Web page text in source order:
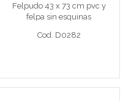
Cod. D0282
Felpudo 43 x 73 cm pvc y
felpa sin esquinas
Cod. D0282